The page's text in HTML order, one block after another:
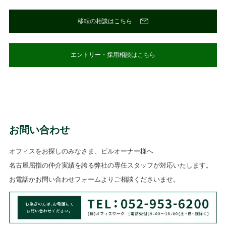
移転の相談はこちら
エントリー・採用相談はこちら
お問い合わせ
オフィスをお探しのみなさま、ビルオーナー様へ
名古屋屈指の仲介実績を誇る弊社の専任スタッフが対応いたします。
お電話かお問い合わせフォームよりご相談くださいませ。